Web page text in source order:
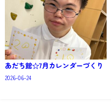
あだち館☆7月カレンダーづくり
2026-06-24